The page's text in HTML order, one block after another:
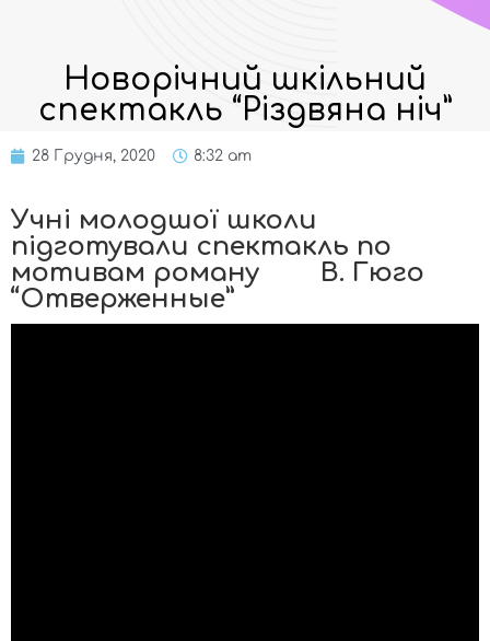
Новорічний шкільний
спектакль “Різдвяна ніч”
28 Грудня, 2020 8:32 am
Учні молодшої школи
підготували спектакль по
мотивам роману В. Гюго
“Отверженные”